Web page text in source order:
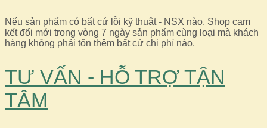
Nếu sản phẩm có bất cứ lỗi kỹ thuật - NSX nào. Shop cam
kết đổi mới trong vòng 7 ngày sản phẩm cùng loại mà khách
hàng không phải tốn thêm bất cứ chi phí nào.
TƯ VẤN - HỖ TRỢ TẬN
TÂM